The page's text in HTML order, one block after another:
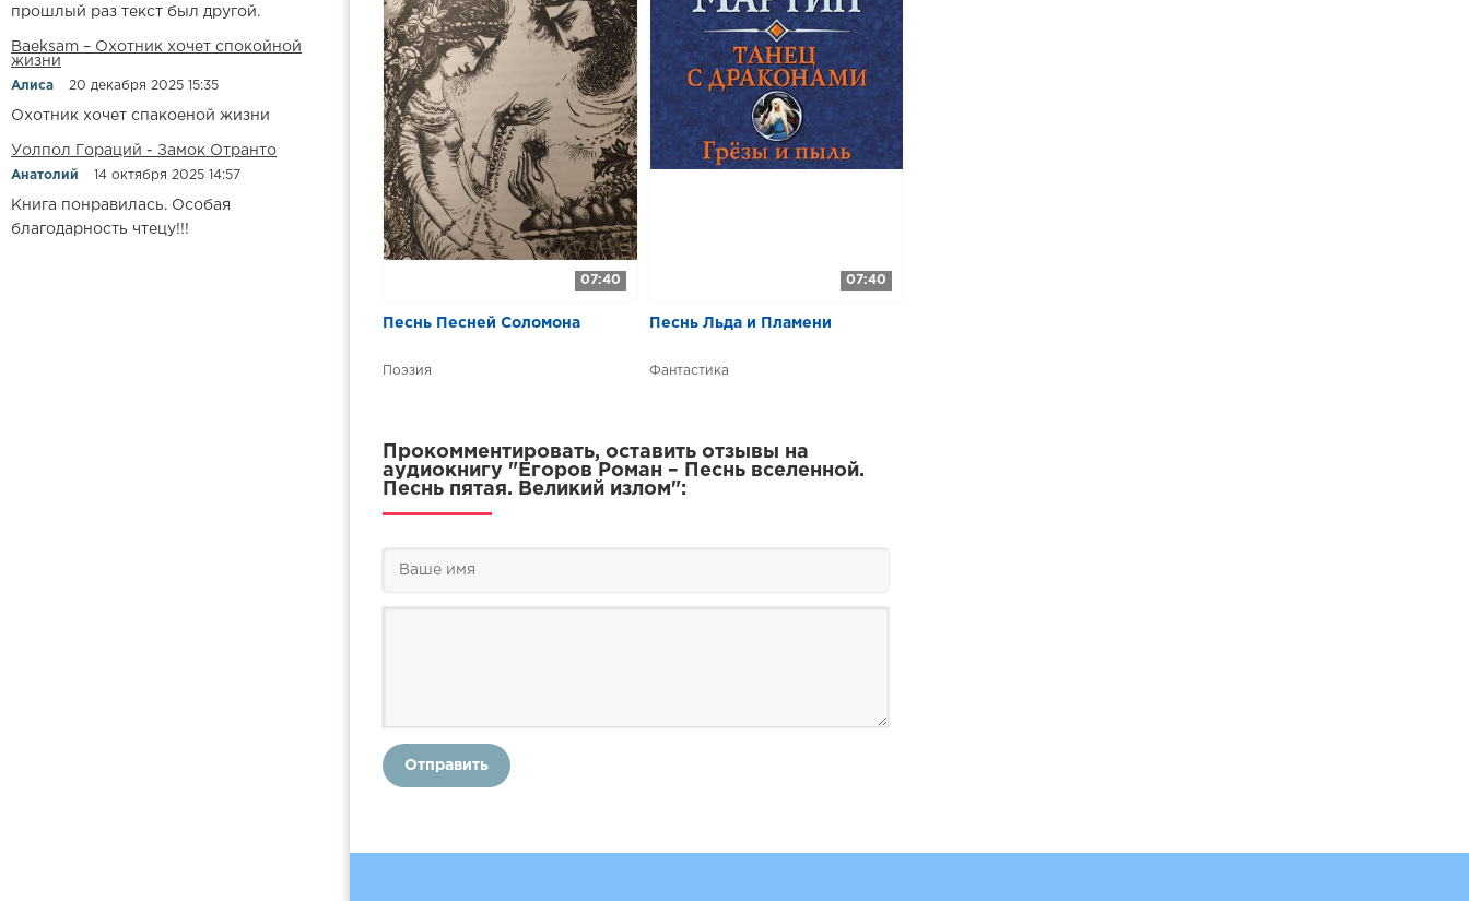
прошлый раз текст был другой.
Baeksam – Охотник хочет спокойной
жизни
Алиса 20 декабря 2025 15:35
Охотник хочет спакоеной жизни
Уолпол Гораций - Замок Отранто
Анатолий 14 октября 2025 14:57
Книга понравилась. Особая
благодарность чтецу!!!
07:40
Песнь Песней Соломона
Поэзия
07:40
​​Песнь Льда и Пламени
Фантастика
Прокомментировать, оставить отзывы на
аудиокнигу "Егоров Роман – Песнь вселенной.
Песнь пятая. Великий излом":
Отправить